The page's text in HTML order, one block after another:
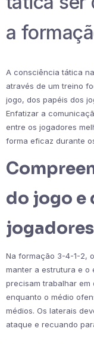
a
A consciência tática
através de um treino
jogo, dos papéis dos
Enfatizar a
entre os jogadores
forma eficaz durante
do jogo e
jogadores
Na formação 3-4-1-2,
manter a estrutura e o
precisam trabalhar
enquanto o médio
médios. Os laterais
ataque e recuando